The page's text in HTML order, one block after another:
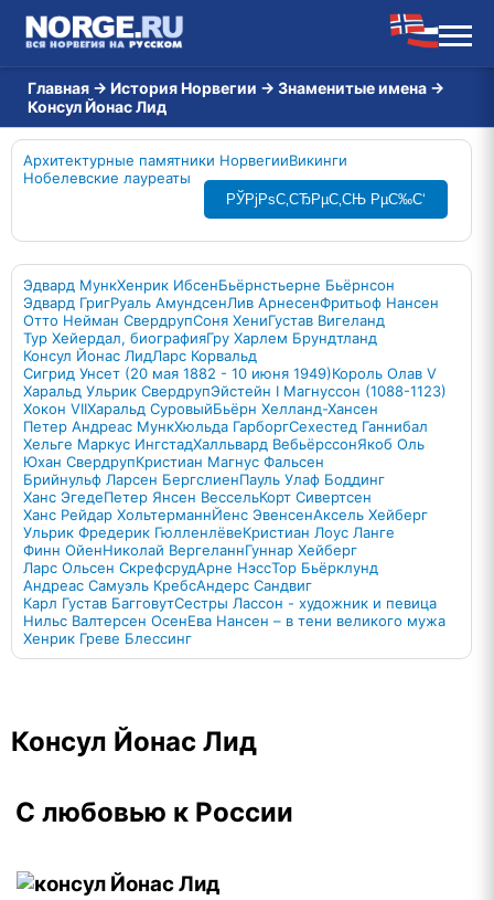
Главная → История Норвегии → Знаменитые имена →
Консул Йонас Лид
Архитектурные памятники НорвегииВикинги
Нобелевские лауреаты
РЎРјРѕС‚СЂРµС‚СЊ РµС‰С‘
Эдвард МункХенрик ИбсенБьёрнстьерне Бьёрнсон
Эдвард ГригРуаль АмундсенЛив АрнесенФритьоф Нансен
Отто Нейман СвердрупСоня ХениГустав Вигеланд
Тур Хейердал, биографияГру Харлем Брундтланд
Консул Йонас ЛидЛарс Корвальд
Сигрид Унсет (20 мая 1882 - 10 июня 1949)Король Олав V
Харальд Ульрик СвердрупЭйстейн I Магнуссон (1088-1123)
Хокон VIIХаральд СуровыйБьёрн Хелланд-Хансен
Петер Андреас МункХюльда ГарборгСехестед Ганнибал
Хельге Маркус ИнгстадХалльвард ВебьёрссонЯкоб Оль
Юхан СвердрупКристиан Магнус Фальсен
Брийнульф Ларсен БергслиенПауль Улаф Боддинг
Ханс ЭгедеПетер Янсен ВессельКорт Сивертсен
Ханс Рейдар ХольтерманнЙенс ЭвенсенАксель Хейберг
Ульрик Фредерик ГюлленлёвеКристиан Лоус Ланге
Финн ОйенНиколай ВергеланнГуннар Хейберг
Ларс Ольсен СкрефсрудАрне НэссТор Бьёрклунд
Андреас Самуэль КребсАндерс Сандвиг
Карл Густав БагговутСестры Лассон - художник и певица
Нильс Валтерсен ОсенЕва Нансен – в тени великого мужа
Хенрик Греве Блессинг
Консул Йонас Лид
С любовью к России